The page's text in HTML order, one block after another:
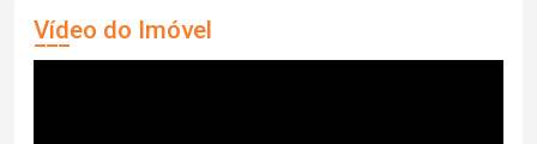
Vídeo do Imóvel